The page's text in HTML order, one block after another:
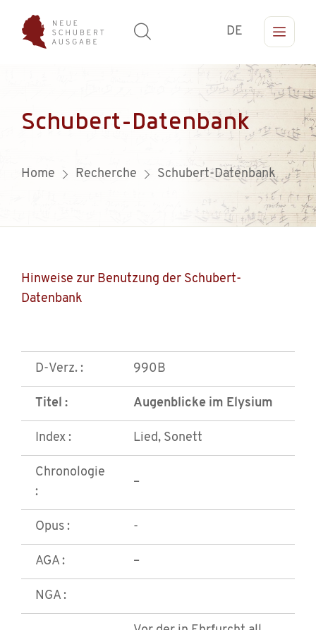
DE
Schubert-Datenbank
Home Recherche Schubert-Datenbank
Hinweise zur Benutzung der Schubert-
Datenbank
D-Verz. : 990B
Titel : Augenblicke im Elysium
Index : Lied, Sonett
Chronologie
:
–
Opus : -
AGA : –
NGA :